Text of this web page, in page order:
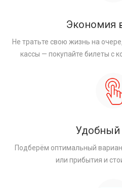
Экономия
Не тратьте свою жизнь на
кассы — покупайте билеты с
Удобный
Подберём оптимальный
или прибытия и